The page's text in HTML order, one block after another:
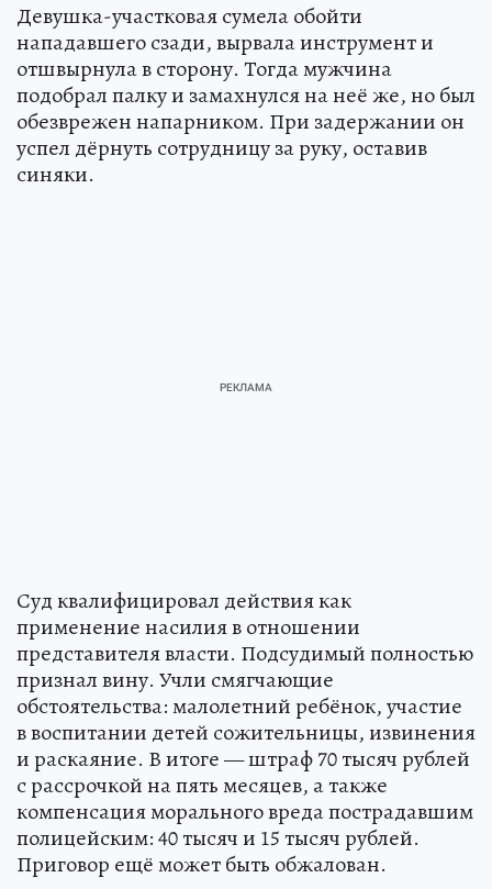
Девушка-участковая сумела обойти
нападавшего сзади, вырвала инструмент и
отшвырнула в сторону. Тогда мужчина
подобрал палку и замахнулся на неё же, но был
обезврежен напарником. При задержании он
успел дёрнуть сотрудницу за руку, оставив
синяки.
Суд квалифицировал действия как
применение насилия в отношении
представителя власти. Подсудимый полностью
признал вину. Учли смягчающие
обстоятельства: малолетний ребёнок, участие
в воспитании детей сожительницы, извинения
и раскаяние. В итоге — штраф 70 тысяч рублей
с рассрочкой на пять месяцев, а также
компенсация морального вреда пострадавшим
полицейским: 40 тысяч и 15 тысяч рублей.
Приговор ещё может быть обжалован.